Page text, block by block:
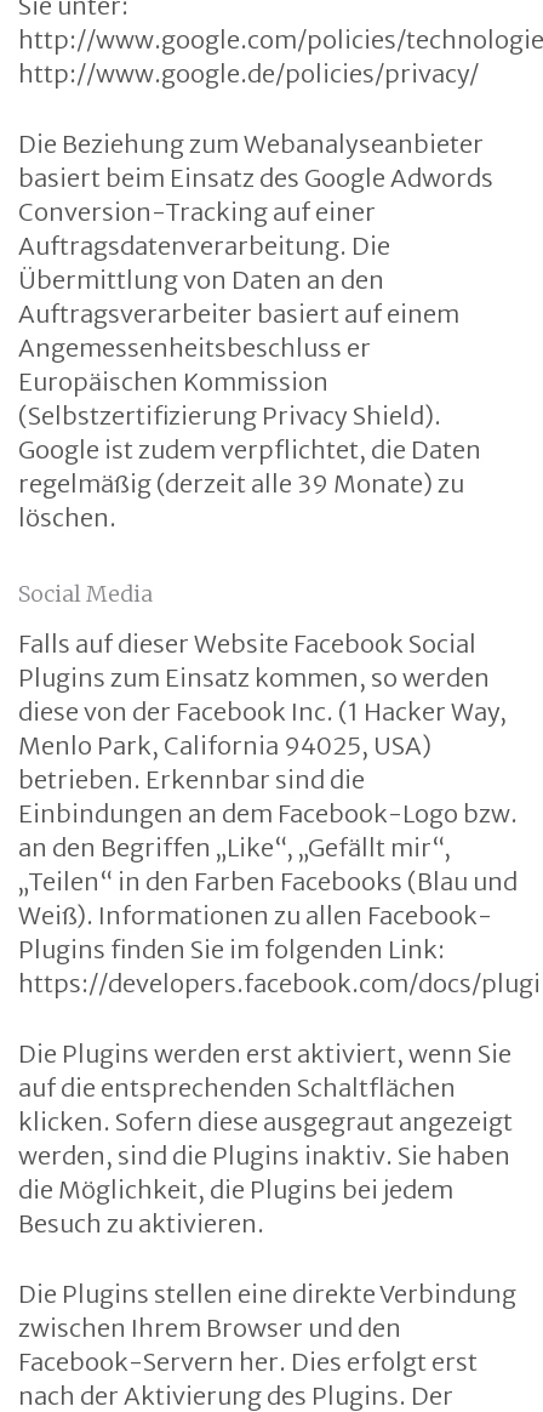
http://www.google.com/policies/
http://www.google.de/policies/privacy/
Die Beziehung zum Webanalyseanbieter
basiert beim Einsatz des Google Adwords
Conversion-Tracking auf einer
Auftragsdatenverarbeitung. Die
Übermittlung von Daten an den
Auftragsverarbeiter basiert auf einem
Angemessenheitsbeschluss er
Europäischen Kommission
(Selbstzertifizierung Privacy Shield).
Google ist zudem verpflichtet, die Daten
regelmäßig (derzeit alle 39 Monate) zu
löschen.
Social Media
Falls auf dieser Website Facebook Social
Plugins zum Einsatz kommen, so werden
diese von der Facebook Inc. (1 Hacker Way,
Menlo Park, California 94025, USA)
betrieben. Erkennbar sind die
Einbindungen an dem Facebook-Logo bzw.
an den Begriffen „Like“, „Gefällt mir“,
„Teilen“ in den Farben Facebooks (Blau und
Weiß). Informationen zu allen Facebook-
Plugins finden Sie im folgenden Link:
https://developers.facebook.com/docs/
Die Plugins werden erst aktiviert, wenn Sie
auf die entsprechenden Schaltflächen
klicken. Sofern diese ausgegraut angezeigt
werden, sind die Plugins inaktiv. Sie haben
die Möglichkeit, die Plugins bei jedem
Besuch zu aktivieren.
Die Plugins stellen eine direkte Verbindung
zwischen Ihrem Browser und den
Facebook-Servern her. Dies erfolgt erst
nach der Aktivierung des Plugins. Der